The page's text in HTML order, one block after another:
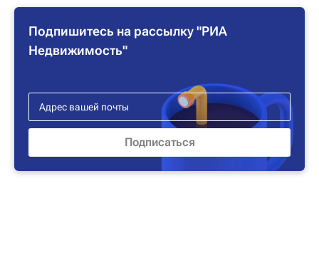
Подпишитесь на рассылку "РИА
Недвижимость"